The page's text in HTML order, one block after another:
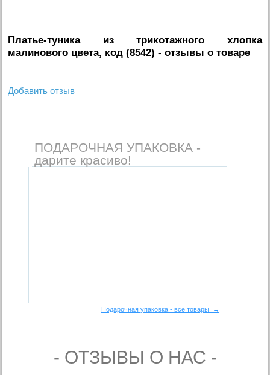
Платье-туника из трикотажного хлопка
малинового цвета, код (8542) - отзывы о товаре
Добавить отзыв
ПОДАРОЧНАЯ УПАКОВКА -
дарите красиво!
Подарочная упаковка - все товары →
- ОТЗЫВЫ О НАС -